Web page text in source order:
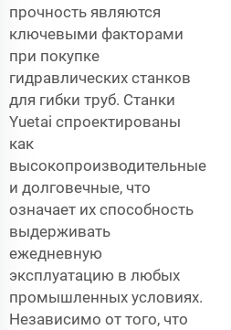
прочность являются
ключевыми факторами
при покупке
гидравлических станков
для гибки труб. Станки
Yuetai спроектированы
как
высокопроизводительные
и долговечные, что
означает их способность
выдерживать
ежедневную
эксплуатацию в любых
промышленных условиях.
Независимо от того, что